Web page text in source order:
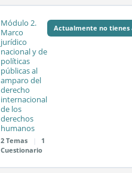
Módulo
0%
Sesión síncrona 1.1
Sesión síncrona 1.2
Test módulo 1
Módulo 2.
Marco
jurídico
nacional y de
políticas
públicas al
amparo del
derecho
internacional
de los
derechos
humanos
2 Temas
1
Cuestionario
Actualmente no tienes